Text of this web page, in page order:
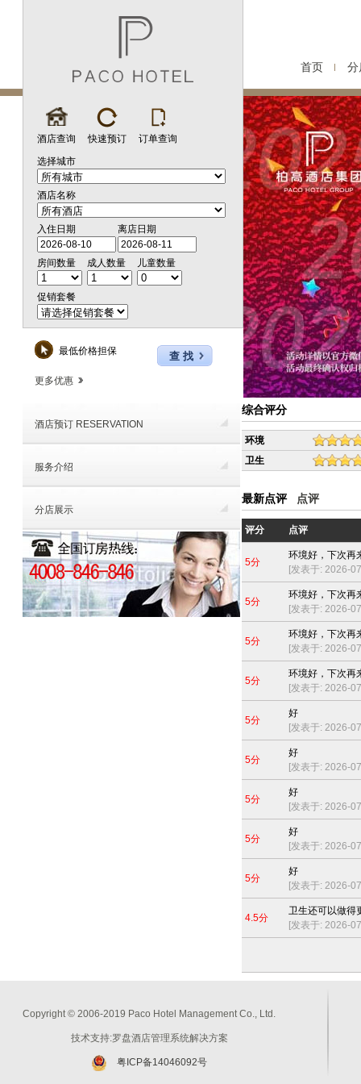
首页 分
酒店查询 快速预订
订单查询
选择城市
酒店名称
入住日期 离店日期
房间数量 成人数量 儿童数量
促销套餐
最低价格担保
更多优惠
酒店预订 RESERVATION
服务介绍
分店展示
综合评分
环境
卫生
最新点评 点评
评分 点评
5分
环境好，下次再
[发表于: 2026-
5分
环境好，下次再
[发表于: 2026-
5分
环境好，下次再
[发表于: 2026-
5分
环境好，下次再
[发表于: 2026-
5分
好
[发表于: 2026-
5分
好
[发表于: 2026-
5分
好
[发表于: 2026-
5分
好
[发表于: 2026-
5分
好
[发表于: 2026-
4.5分
卫生还可以做得
[发表于: 2026-
Copyright © 2006-2019 Paco Hotel Management Co., Ltd.
技术支持:罗盘酒店管理系统解决方案
粤ICP备14046092号